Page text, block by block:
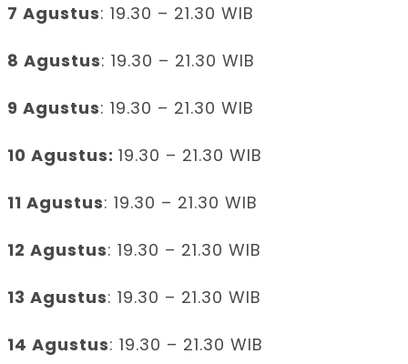
7 Agustus: 19.30 – 21.30 WIB
8 Agustus: 19.30 – 21.30 WIB
9 Agustus: 19.30 – 21.30 WIB
10 Agustus: 19.30 – 21.30 WIB
11 Agustus: 19.30 – 21.30 WIB
12 Agustus: 19.30 – 21.30 WIB
13 Agustus: 19.30 – 21.30 WIB
14 Agustus: 19.30 – 21.30 WIB